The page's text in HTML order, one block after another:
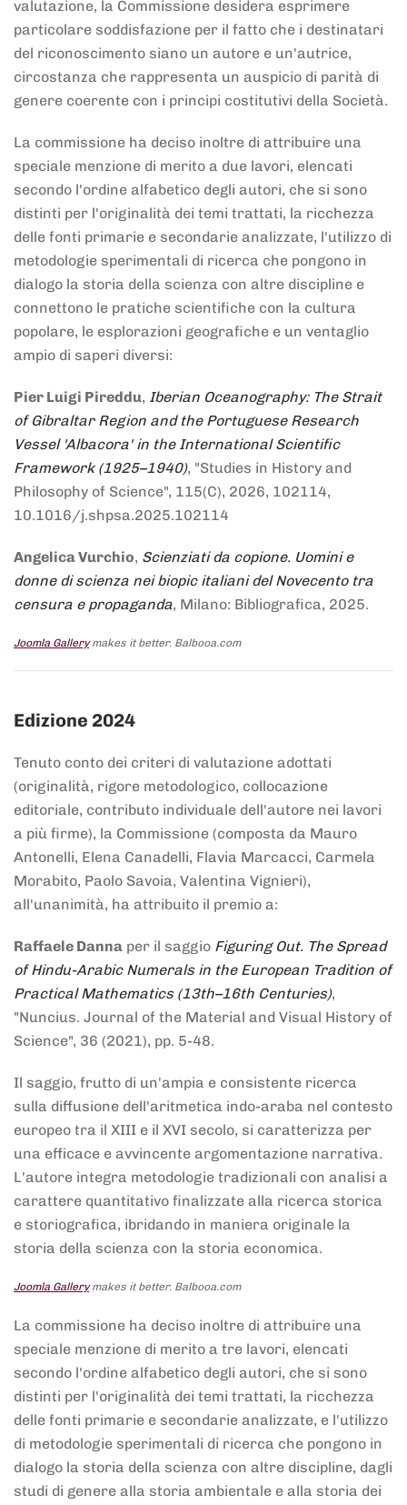
valutazione, la Commissione desidera esprimere
particolare soddisfazione per il fatto che i destinatari
del riconoscimento siano un autore e un'autrice,
circostanza che rappresenta un auspicio di parità di
genere coerente con i principi costitutivi della Società.
La commissione ha deciso inoltre di attribuire una
speciale menzione di merito a due lavori, elencati
secondo l'ordine alfabetico degli autori, che si sono
distinti per l'originalità dei temi trattati, la ricchezza
delle fonti primarie e secondarie analizzate, l'utilizzo di
metodologie sperimentali di ricerca che pongono in
dialogo la storia della scienza con altre discipline e
connettono le pratiche scientifiche con la cultura
popolare, le esplorazioni geografiche e un ventaglio
ampio di saperi diversi:
Pier Luigi Pireddu, Iberian Oceanography: The Strait
of Gibraltar Region and the Portuguese Research
Vessel 'Albacora' in the International Scientific
Framework (1925–1940), "Studies in History and
Philosophy of Science", 115(C), 2026, 102114,
10.1016/j.shpsa.2025.102114
Angelica Vurchio, Scienziati da copione. Uomini e
donne di scienza nei biopic italiani del Novecento tra
censura e propaganda, Milano: Bibliografica, 2025.
Joomla Gallerymakes it better. Balbooa.com
Edizione 2024
Tenuto conto dei criteri di valutazione adottati
(originalità, rigore metodologico, collocazione
editoriale, contributo individuale dell'autore nei lavori
a più firme), la Commissione (composta da Mauro
Antonelli, Elena Canadelli, Flavia Marcacci, Carmela
Morabito, Paolo Savoia, Valentina Vignieri),
all'unanimità, ha attribuito il premio a:
Raffaele Danna per il saggio Figuring Out. The Spread
of Hindu-Arabic Numerals in the European Tradition of
Practical Mathematics (13th–16th Centuries),
"Nuncius. Journal of the Material and Visual History of
Science", 36 (2021), pp. 5-48.
Il saggio, frutto di un'ampia e consistente ricerca
sulla diffusione dell'aritmetica indo-araba nel contesto
europeo tra il XIII e il XVI secolo, si caratterizza per
una efficace e avvincente argomentazione narrativa.
L'autore integra metodologie tradizionali con analisi a
carattere quantitativo finalizzate alla ricerca storica
e storiografica, ibridando in maniera originale la
storia della scienza con la storia economica.
Joomla Gallerymakes it better. Balbooa.com
La commissione ha deciso inoltre di attribuire una
speciale menzione di merito a tre lavori, elencati
secondo l'ordine alfabetico degli autori, che si sono
distinti per l'originalità dei temi trattati, la ricchezza
delle fonti primarie e secondarie analizzate, e l'utilizzo
di metodologie sperimentali di ricerca che pongono in
dialogo la storia della scienza con altre discipline, dagli
studi di genere alla storia ambientale e alla storia dei